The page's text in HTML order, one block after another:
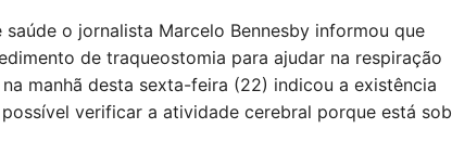
o jornalista Marcelo Bennesby informou que
de traqueostomia para ajudar na respiração
manhã desta sexta-feira (22) indicou a existência
verificar a atividade cerebral porque está sob